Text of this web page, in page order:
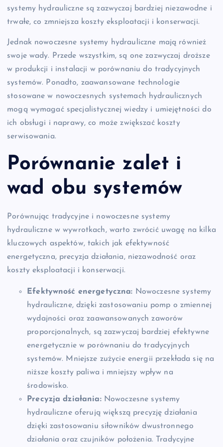
systemy hydrauliczne są zazwyczaj bardziej niezawodne i
trwałe, co zmniejsza koszty eksploatacji i konserwacji.
Jednak nowoczesne systemy hydrauliczne mają również
swoje wady. Przede wszystkim, są one zazwyczaj droższe
w produkcji i instalacji w porównaniu do tradycyjnych
systemów. Ponadto, zaawansowane technologie
stosowane w nowoczesnych systemach hydraulicznych
mogą wymagać specjalistycznej wiedzy i umiejętności do
ich obsługi i naprawy, co może zwiększać koszty
serwisowania.
Porównanie zalet i
wad obu systemów
Porównując tradycyjne i nowoczesne systemy
hydrauliczne w wywrotkach, warto zwrócić uwagę na kilka
kluczowych aspektów, takich jak efektywność
energetyczna, precyzja działania, niezawodność oraz
koszty eksploatacji i konserwacji.
Efektywność energetyczna: Nowoczesne systemy
hydrauliczne, dzięki zastosowaniu pomp o zmiennej
wydajności oraz zaawansowanych zaworów
proporcjonalnych, są zazwyczaj bardziej efektywne
energetycznie w porównaniu do tradycyjnych
systemów. Mniejsze zużycie energii przekłada się na
niższe koszty paliwa i mniejszy wpływ na
środowisko.
Precyzja działania:Nowoczesne systemy
hydrauliczne oferują większą precyzję działania
dzięki zastosowaniu siłowników dwustronnego
działania oraz czujników położenia. Tradycyjne